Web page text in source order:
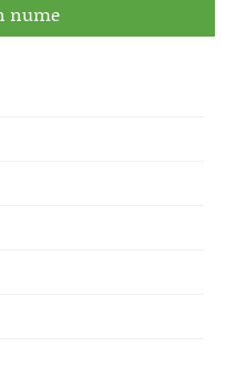
nume